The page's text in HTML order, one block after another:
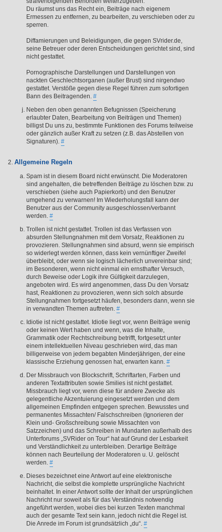
Du räumst uns das Recht ein, Beiträge nach eigenem
Ermessen zu entfernen, zu bearbeiten, zu verschieben oder zu
sperren.
Diffamierungen und Beleidigungen, die gegen SVrider.de,
seine Betreuer oder deren Entscheidungen gerichtet sind, sind
nicht gestattet.
Pornographische Darstellungen und Darstellungen von
nackten Geschlechtsorganen (außer Brust) sind nirgendwo
gestattet. Verstöße gegen diese Regel führen zum sofortigen
Bann des Beitragenden. #
Neben den oben genannten Befugnissen (Speicherung
erlaubter Daten, Bearbeitung von Beiträgen und Themen)
billigst Du uns zu, bestimmte Funktionen des Forums teilweise
oder gänzlich außer Kraft zu setzen (z.B. das Abstellen von
Signaturen). #
Allgemeine Regeln
Spam ist in diesem Board nicht erwünscht. Die Moderatoren
sind angehalten, die betreffenden Beiträge zu löschen bzw. zu
verschieben (siehe auch Papierkorb) und den Benutzer
umgehend zu verwarnen! Im Wiederholungsfall kann der
Benutzer aus der Community ausgeschlossen/verbannt
werden. #
Trollen ist nicht gestattet. Trollen ist das Verfassen von
absurden Stellungnahmen mit dem Vorsatz, Reaktionen zu
provozieren. Stellungnahmen sind absurd, wenn sie empirisch
so widerlegt werden können, dass kein vernünftiger Zweifel
überbleibt, oder wenn sie logisch lächerlich unvereinbar sind;
im Besonderen, wenn nicht einmal ein ernsthafter Versuch,
durch Beweise oder Logik ihre Gültigkeit darzulegen,
angeboten wird. Es wird angenommen, dass Du den Vorsatz
hast, Reaktionen zu provozieren, wenn sich solch absurde
Stellungnahmen fortgesetzt häufen, besonders dann, wenn sie
in verwandten Themen auftreten. #
Idiotie ist nicht gestattet. Idiotie liegt vor, wenn Beiträge wenig
oder keinen Wert haben und wenn, was die Inhalte,
Grammatik oder Rechtschreibung betrifft, fortgesetzt unter
einem intellektuellen Niveau geschrieben wird, das man
billigerweise von jedem begabten Minderjährigen, der eine
klassische Erziehung genossen hat, erwarten kann. #
Der Missbrauch von Blockschrift, Schriftarten, Farben und
anderen Textattributen sowie Smilies ist nicht gestattet.
Missbrauch liegt vor, wenn diese für andere Zwecke als
gelegentliche Akzentuierung eingesetzt werden und dem
allgemeinen Empfinden entgegen sprechen. Bewusstes und
permanentes Missachten/ Falschschreiben (Ignorieren der
Klein und- Großschreibung sowie Missachten von
Satzzeichen) und das Schreiben in Mundarten außerhalb des
Unterforums „SVRider on Tour“ hat auf Grund der Lesbarkeit
und Verständlichkeit zu unterbleiben. Derartige Beiträge
können nach Beurteilung der Moderatoren u. U. gelöscht
werden. #
Dieses bezeichnet eine Antwort auf eine elektronische
Nachricht, die selbst die komplette ursprüngliche Nachricht
beinhaltet. In einer Antwort sollte der Inhalt der ursprünglichen
Nachricht nur soweit als für das Verständnis notwendig
angeführt werden, wobei dies bei kurzen Texten manchmal
auch der gesamte Text sein kann, jedoch nicht die Regel ist.
Die Anrede im Forum ist grundsätzlich „du“. #